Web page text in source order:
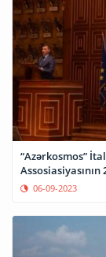
“Azərkosmos”
06-09-2023